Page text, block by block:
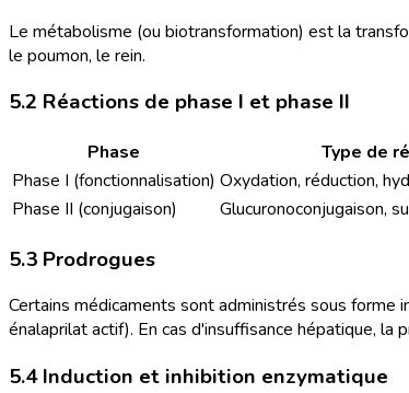
Le métabolisme (ou biotransformation) est la
le poumon, le rein.
5.2 Réactions de phase I et phase II
Phase Type de
Phase I (fonctionnalisation) Oxydation, réduction,
Phase II (conjugaison)
Glucuronoconjugaison,
5.3 Prodrogues
Certains médicaments sont administrés sous
énalaprilat actif). En cas d'insuffisance hépatique,
5.4 Induction et inhibition enzymatique